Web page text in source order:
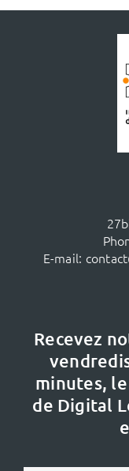
E-mail:
Recevez
minutes, le
de Digital